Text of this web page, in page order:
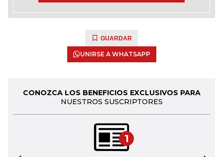
GUARDAR
UNIRSE A WHATSAPP
CONOZCA LOS BENEFICIOS EXCLUSIVOS PARA
NUESTROS SUSCRIPTORES
1